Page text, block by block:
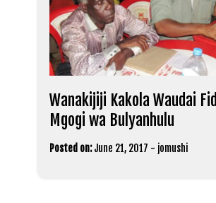
Wanakijiji Kakola Waudai
Mgogi wa Bulyanhulu
Posted on: June 21, 2017 - jomushi